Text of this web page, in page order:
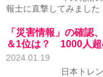
報士に直撃してみました
「災害情報」の確
＆1位は？ 1000人超
2024.01.19
日本トレ